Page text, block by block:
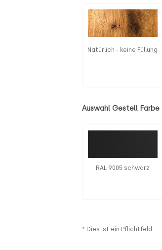
Natürlich - keine Füllung
Auswahl Gestell
RAL 9005 schwarz
* Dies ist ein Pflichtfeld.